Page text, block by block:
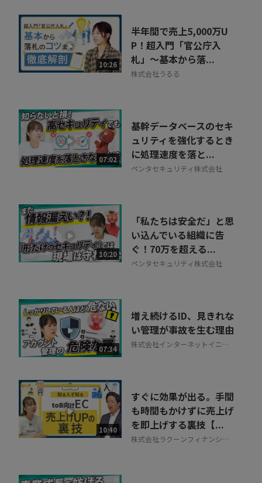
10:26
半年間で売上5,000万U
P！超入門「官公庁入
札」～基本から落...
株式会社うるる
07:02
基幹データベースのセキ
ュリティを強化するとき
に処理速度を落と...
ペンタセキュリティ株式会社
10:20
「私たちは安全だ」と思
い込んでいる組織に告
ぐ！70万を超える...
ペンタセキュリティ株式会社
07:34
増え続けるID、見きれな
い管理が事故を生む理由
株式会社インターネットイニシ
10:40
すぐに効果が出る。手間
も時間もかけずに売上げ
を即上げする裏技【...
株式会社ラクーンフィナンシャ